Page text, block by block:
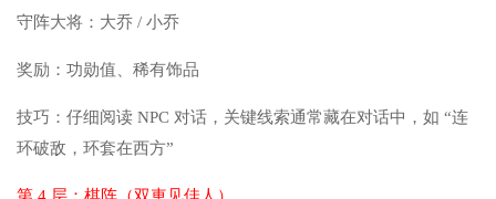
守阵大将：大乔 / 小乔
奖励：功勋值、稀有饰品
技巧：仔细阅读 NPC 对话，关键线索通常藏在对话中，如 “连
环破敌，环套在西方”